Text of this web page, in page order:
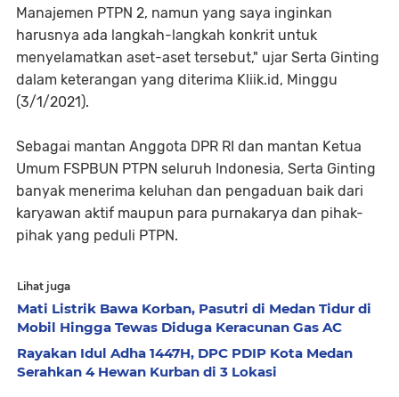
Manajemen PTPN 2, namun yang saya inginkan
harusnya ada langkah-langkah konkrit untuk
menyelamatkan aset-aset tersebut," ujar Serta Ginting
dalam keterangan yang diterima Kliik.id, Minggu
(3/1/2021).
Sebagai mantan Anggota DPR RI dan mantan Ketua
Umum FSPBUN PTPN seluruh Indonesia, Serta Ginting
banyak menerima keluhan dan pengaduan baik dari
karyawan aktif maupun para purnakarya dan pihak-
pihak yang peduli PTPN.
Lihat juga
Mati Listrik Bawa Korban, Pasutri di Medan Tidur di
Mobil Hingga Tewas Diduga Keracunan Gas AC
Rayakan Idul Adha 1447H, DPC PDIP Kota Medan
Serahkan 4 Hewan Kurban di 3 Lokasi